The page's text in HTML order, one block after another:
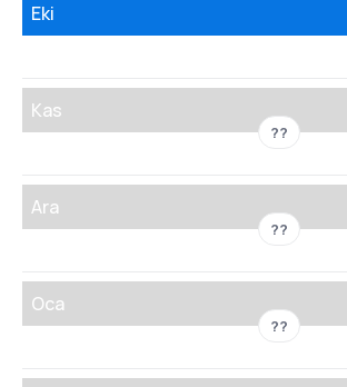
Eki
Kas
??
Ara
??
Oca
??